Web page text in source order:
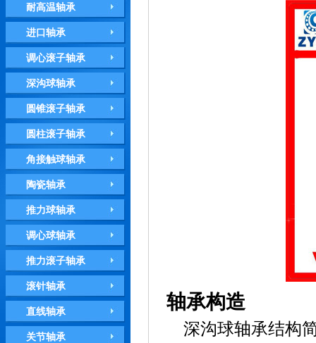
耐高温轴承
进口轴承
调心滚子轴承
深沟球轴承
圆锥滚子轴承
圆柱滚子轴承
角接触球轴承
陶瓷轴承
推力球轴承
调心球轴承
推力滚子轴承
滚针轴承
直线轴承
关节轴承
轴承构造
深沟球轴承结构